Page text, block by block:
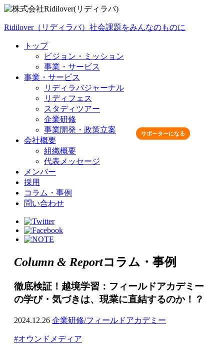
Ridilover（リディラバ）社会課題をみんなのものに
トップ
ビジョン・ミッション
事業・サービス
事業・サービス
リディラバジャーナル
リディフェス
スタディツアー
企業研修
事業開発・政策立案
会社概要
組織概要
代表メッセージ
メンバー
採用
コラム・事例
問い合わせ
サポーターになる
Column & Reportコラム・事例
徹底検証！越境学習：フィールドアカデミー
の学び・気づきは、現業に直結するのか！？
2024.12.26 企業研修/フィールドアカデミー
#オウンドメディア